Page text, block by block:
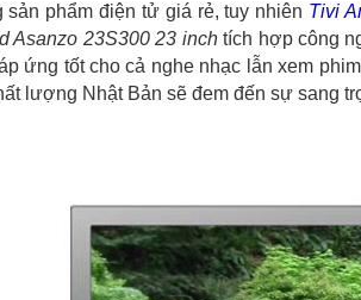
sản phẩm điện tử giá rẻ, tuy nhiên Tivi
Asanzo 23S300 23 inchtích hợp công
ứng tốt cho cả nghe nhạc lẫn xem
lượng Nhật Bản sẽ đem đến sự sang